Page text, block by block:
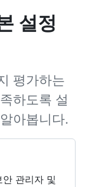
설정
평가하는
하도록 설
아봅니다.
관리자 및